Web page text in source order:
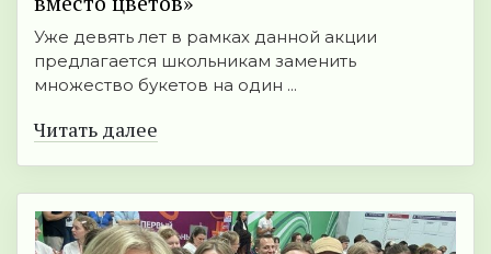
Уже девять лет в рамках данной акции
предлагается школьникам заменить
множество букетов на один ...
Читать далее